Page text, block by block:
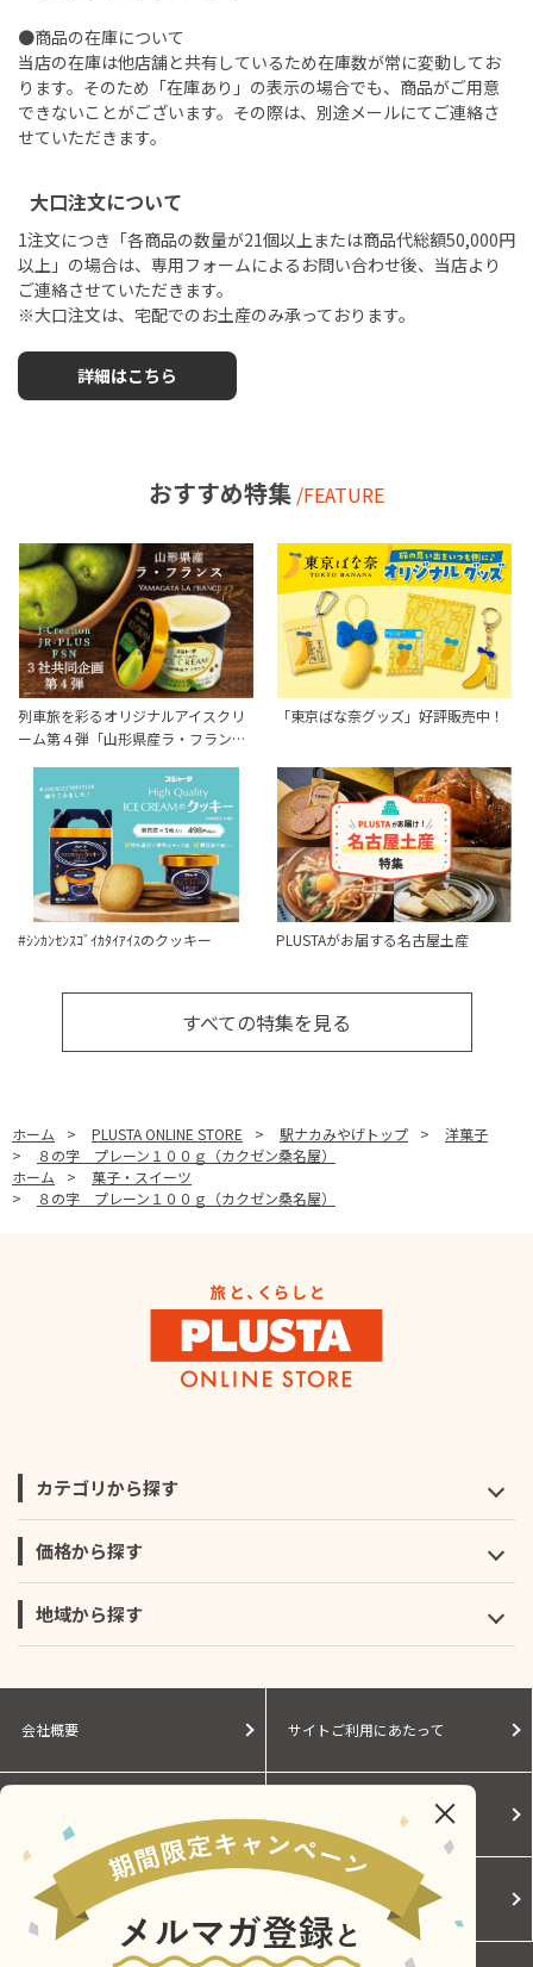
●商品の在庫について
当店の在庫は他店舗と共有しているため在庫数が常に変動してお
ります。そのため「在庫あり」の表示の場合でも、商品がご用意
できないことがございます。その際は、別途メールにてご連絡さ
せていただきます。
大口注文について
1注文につき「各商品の数量が21個以上または商品代総額50,000円
以上」の場合は、専用フォームによるお問い合わせ後、当店より
ご連絡させていただきます。
※大口注文は、宅配でのお土産のみ承っております。
詳細はこちら
おすすめ特集 /FEATURE
列車旅を彩るオリジナルアイスクリ
ーム第４弾「山形県産ラ・フラン…
「東京ばな奈グッズ」好評販売中！
#ｼﾝｶﾝｾﾝｽｺﾞｲｶﾀｲｱｲｽのクッキー PLUSTAがお届する名古屋土産
すべての特集を見る
ホーム > PLUSTA ONLINE STORE > 駅ナカみやげトップ >
洋菓子
>
８の字 プレーン１００ｇ（カクゼン桑名屋）
ホーム
>
菓子・スイーツ
>
８の字 プレーン１００ｇ（カクゼン桑名屋）
カテゴリから探す
価格から探す
地域から探す
会社概要 サイトご利用にあたって
Cookieポリシー ご利用規約